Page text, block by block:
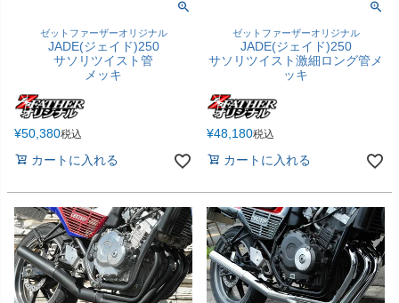
ゼットファーザーオリジナル
JADE(ジェイド)250
サソリツイスト管
メッキ
¥50,380税込
カートに入れる
ゼットファーザーオリジナル
JADE(ジェイド)250
サソリツイスト激細ロング管メ
ッキ
¥48,180税込
カートに入れる